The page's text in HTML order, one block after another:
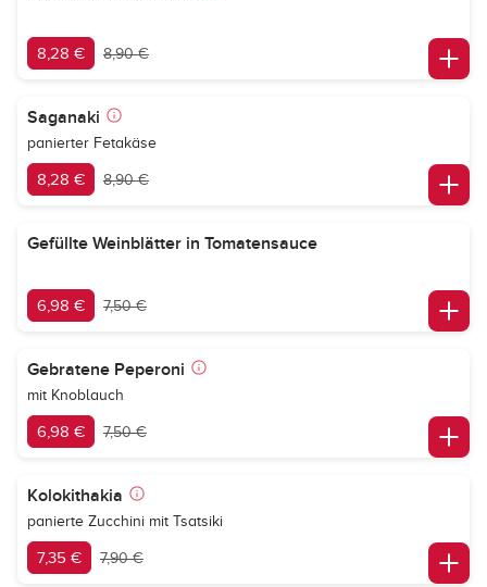
8,28 € 8,90 €
Saganaki
panierter Fetakäse
8,28 € 8,90 €
Gefüllte Weinblätter in Tomatensauce
6,98 € 7,50 €
Gebratene Peperoni
mit Knoblauch
6,98 € 7,50 €
Kolokithakia
panierte Zucchini mit Tsatsiki
7,35 € 7,90 €